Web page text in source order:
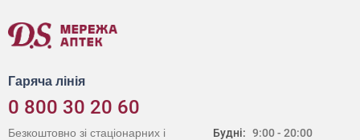
Гаряча лінія
0 800 30 20 60
Будні: 9:00 - 20:00
Безкоштовно зі стаціонарних і